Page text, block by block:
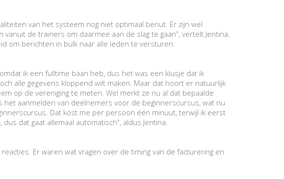
van het systeem nog niet optimaal benut. Er zijn wel
de trainers om daarmee aan de slag te gaan”, vertelt Jentina.
om berichten in bulk naar alle leden te versturen.
ik een fulltime baan heb, dus het was een klusje dat ik
alle gegevens kloppend wilt maken. Maar dat hoort er natuurlijk
op de vereniging te meten. Wel merkt ze nu al dat bepaalde
aanmelden van deelnemers voor de beginnerscursus, wat nu
Dat kost me per persoon één minuut, terwijl ik eerst
dat gaat allemaal automatisch”, aldus Jentina.
Er waren wat vragen over de timing van de facturering en